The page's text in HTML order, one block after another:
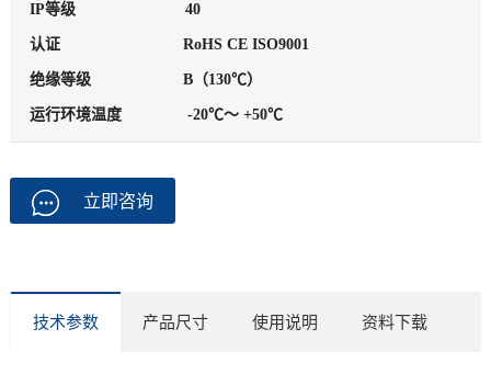
IP等级 40
认证 RoHS CE ISO9001
绝缘等级 B（130℃）
运行环境温度 -20℃～ +50℃
立即咨询
技术参数 产品尺寸 使用说明 资料下载